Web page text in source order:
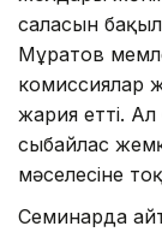
саласын
Мұратов
комиссиялар
жария етті.
сыбайлас
мәселесіне
Семинарда